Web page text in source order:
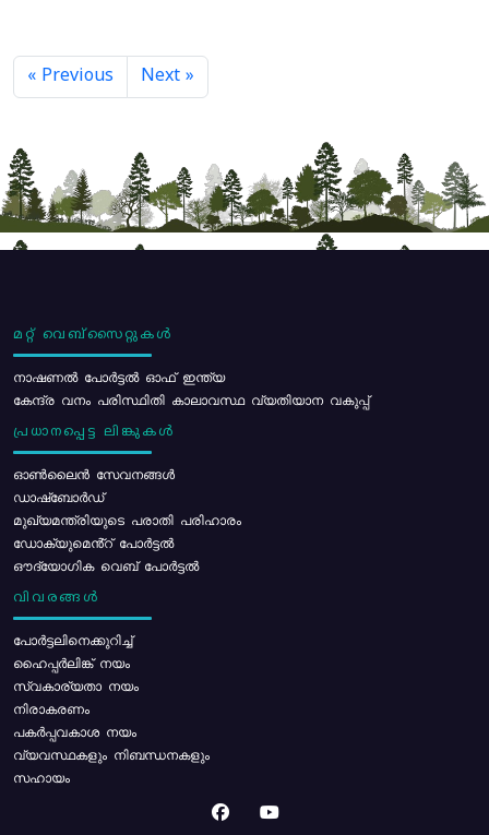
« Previous Next »
മറ്റ് വെബ്സൈറ്റുകൾ
നാഷണൽ പോർട്ടൽ ഓഫ് ഇന്ത്യ
കേന്ദ്ര വനം പരിസ്ഥിതി കാലാവസ്ഥ വ്യതിയാന വകുപ്പ്
പ്രധാനപ്പെട്ട ലിങ്കുകൾ
ഓൺലൈൻ സേവനങ്ങൾ
ഡാഷ്ബോർഡ്
മുഖ്യമന്ത്രിയുടെ പരാതി പരിഹാരം
ഡോക്യുമെൻ്റ് പോർട്ടൽ
ഔദ്യോഗിക വെബ് പോർട്ടൽ
വിവരങ്ങൾ
പോര്‍ട്ടലിനെക്കുറിച്ച്
ഹൈപ്പർലിങ്ക് നയം
സ്വകാര്യതാ നയം
നിരാകരണം
പകർപ്പവകാശ നയം
വ്യവസ്ഥകളും നിബന്ധനകളും
സഹായം